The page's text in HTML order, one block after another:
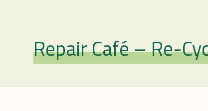
Repair Café
Repair Café – Re-